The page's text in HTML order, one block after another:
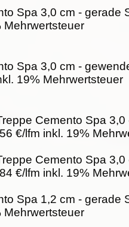
Spa 3,0 cm - gerade
Mehrwertsteuer
Spa 3,0 cm -
19% Mehrwertsteuer
Cemento Spa 3,0
€/lfm inkl. 19%
Cemento Spa
€/lfm inkl. 19%
Spa 1,2 cm - gerade
Mehrwertsteuer